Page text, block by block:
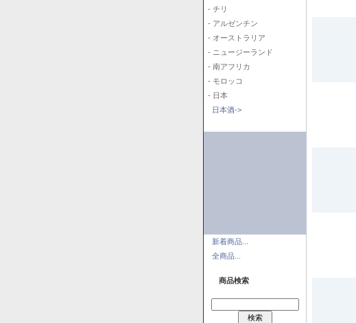
- チリ
- アルゼンチン
- オーストラリア
- ニュージーランド
- 南アフリカ
- モロッコ
- 日本
日本酒->
新着商品...
全商品...
商品検索